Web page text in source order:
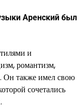
Аренский был
и
романтизм,
Он также имел свою
сочетались